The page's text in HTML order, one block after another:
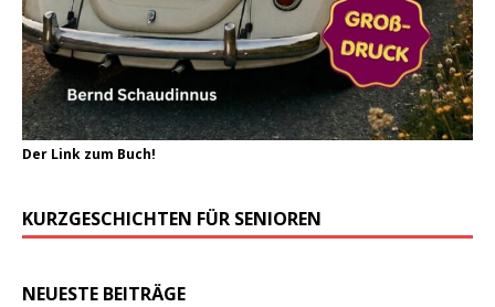
Der Link zum Buch!
KURZGESCHICHTEN FÜR SENIOREN
NEUESTE BEITRÄGE